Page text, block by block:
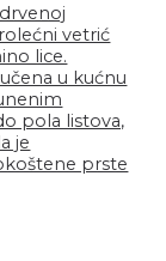
vetrić
lice.
u kućnu
pola listova,
je
prste